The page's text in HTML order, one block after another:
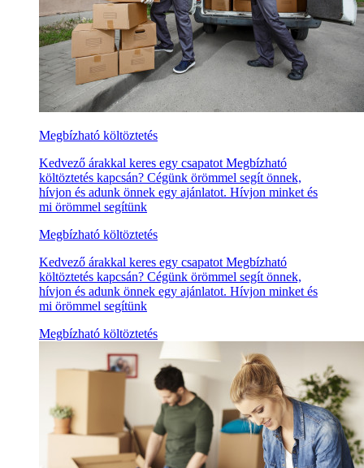
Megbízható költöztetés
Kedvező árakkal keres egy csapatot Megbízható
költöztetés kapcsán? Cégünk örömmel segít önnek,
hívjon és adunk önnek egy ajánlatot. Hívjon minket és
mi örömmel segítünk
Megbízható költöztetés
Kedvező árakkal keres egy csapatot Megbízható
költöztetés kapcsán? Cégünk örömmel segít önnek,
hívjon és adunk önnek egy ajánlatot. Hívjon minket és
mi örömmel segítünk
Megbízható költöztetés